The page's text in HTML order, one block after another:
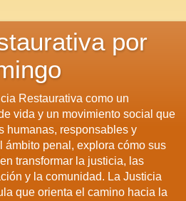
por
Restaurativa como un
vida y un movimiento social que
humanas, responsables y
ámbito penal, explora cómo sus
transformar la justicia, las
y la comunidad. La Justicia
que orienta el camino hacia la